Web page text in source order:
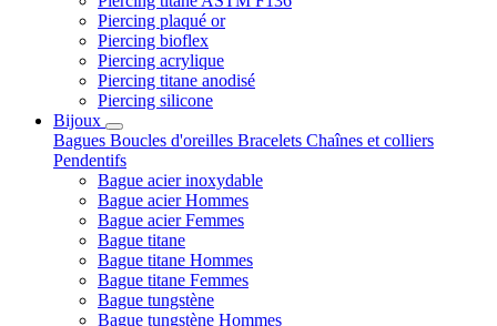
Piercing plaqué or
Piercing bioflex
Piercing acrylique
Piercing titane anodisé
Piercing silicone
Bijoux
Bagues Boucles d'oreilles Bracelets Chaînes et colliers
Pendentifs
Bague acier inoxydable
Bague acier Hommes
Bague acier Femmes
Bague titane
Bague titane Hommes
Bague titane Femmes
Bague tungstène
Bague tungstène Hommes